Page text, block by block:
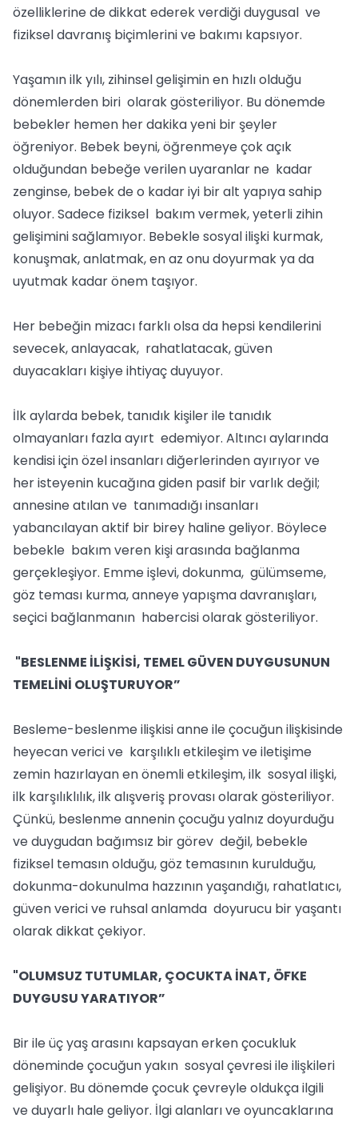
özelliklerine de dikkat ederek verdiği duygusal ve
fiziksel davranış biçimlerini ve bakımı kapsıyor.
Yaşamın ilk yılı, zihinsel gelişimin en hızlı olduğu
dönemlerden biri olarak gösteriliyor. Bu dönemde
bebekler hemen her dakika yeni bir şeyler
öğreniyor. Bebek beyni, öğrenmeye çok açık
olduğundan bebeğe verilen uyaranlar ne kadar
zenginse, bebek de o kadar iyi bir alt yapıya sahip
oluyor. Sadece fiziksel bakım vermek, yeterli zihin
gelişimini sağlamıyor. Bebekle sosyal ilişki kurmak,
konuşmak, anlatmak, en az onu doyurmak ya da
uyutmak kadar önem taşıyor.
Her bebeğin mizacı farklı olsa da hepsi kendilerini
sevecek, anlayacak, rahatlatacak, güven
duyacakları kişiye ihtiyaç duyuyor.
İlk aylarda bebek, tanıdık kişiler ile tanıdık
olmayanları fazla ayırt edemiyor. Altıncı aylarında
kendisi için özel insanları diğerlerinden ayırıyor ve
her isteyenin kucağına giden pasif bir varlık değil;
annesine atılan ve tanımadığı insanları
yabancılayan aktif bir birey haline geliyor. Böylece
bebekle bakım veren kişi arasında bağlanma
gerçekleşiyor. Emme işlevi, dokunma, gülümseme,
göz teması kurma, anneye yapışma davranışları,
seçici bağlanmanın habercisi olarak gösteriliyor.
"BESLENME İLİŞKİSİ, TEMEL GÜVEN DUYGUSUNUN
TEMELİNİ OLUŞTURUYOR”
Besleme-beslenme ilişkisi anne ile çocuğun ilişkisinde
heyecan verici ve karşılıklı etkileşim ve iletişime
zemin hazırlayan en önemli etkileşim, ilk sosyal ilişki,
ilk karşılıklılık, ilk alışveriş provası olarak gösteriliyor.
Çünkü, beslenme annenin çocuğu yalnız doyurduğu
ve duygudan bağımsız bir görev değil, bebekle
fiziksel temasın olduğu, göz temasının kurulduğu,
dokunma-dokunulma hazzının yaşandığı, rahatlatıcı,
güven verici ve ruhsal anlamda doyurucu bir yaşantı
olarak dikkat çekiyor.
"OLUMSUZ TUTUMLAR, ÇOCUKTA İNAT, ÖFKE
DUYGUSU YARATIYOR”
Bir ile üç yaş arasını kapsayan erken çocukluk
döneminde çocuğun yakın sosyal çevresi ile ilişkileri
gelişiyor. Bu dönemde çocuk çevreyle oldukça ilgili
ve duyarlı hale geliyor. İlgi alanları ve oyuncaklarına